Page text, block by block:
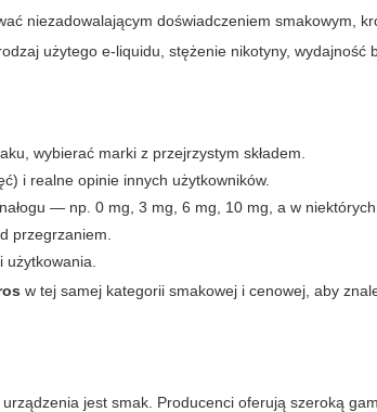
niezadowalającym doświadczeniem smakowym,
użytego e-liquidu, stężenie nikotyny, wydajność
wybierać marki z przejrzystym składem.
i realne opinie innych użytkowników.
— np. 0 mg, 3 mg, 6 mg, 10 mg, a w
przegrzaniem.
w tej samej kategorii smakowej i cenowej, aby
jest smak. Producenci oferują szeroką